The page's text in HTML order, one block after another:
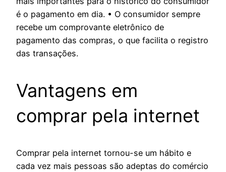
é o pagamento em dia. • O consumidor sempre
recebe um comprovante eletrônico de
pagamento das compras, o que facilita o registro
das transações.
Vantagens em
comprar pela internet
Comprar pela internet tornou-se um hábito e
cada vez mais pessoas são adeptas do comércio